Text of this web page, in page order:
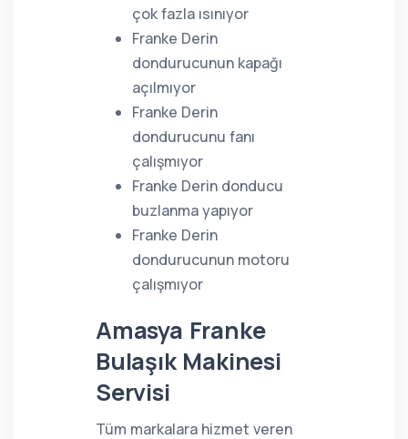
çok fazla ısınıyor
Franke Derin
dondurucunun kapağı
açılmıyor
Franke Derin
dondurucunu fanı
çalışmıyor
Franke Derin donducu
buzlanma yapıyor
Franke Derin
dondurucunun motoru
çalışmıyor
Amasya Franke
Bulaşık Makinesi
Servisi
Tüm markalara hizmet veren